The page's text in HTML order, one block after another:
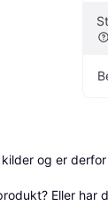
og er
Eller har